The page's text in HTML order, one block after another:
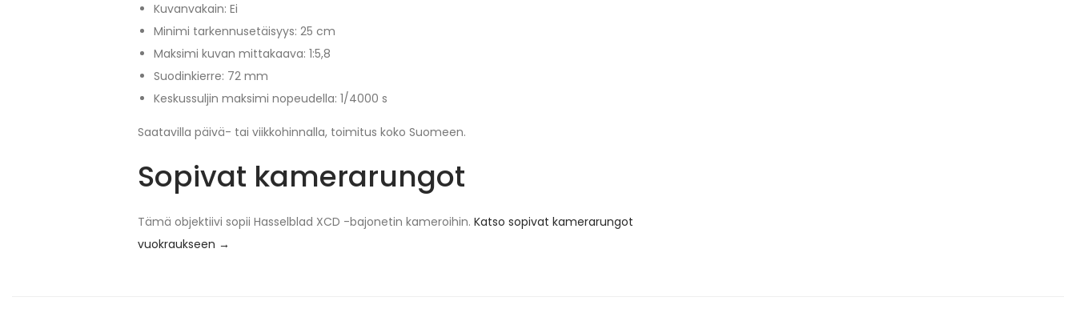
Kuvanvakain: Ei
Minimi tarkennusetäisyys: 25 cm
Maksimi kuvan mittakaava: 1:5,8
Suodinkierre: 72 mm
Keskussuljin maksimi nopeudella: 1/4000 s
Saatavilla päivä- tai viikkohinnalla, toimitus koko Suomeen.
Sopivat kamerarungot
Tämä objektiivi sopii Hasselblad XCD -bajonetin kameroihin. Katso sopivat kamerarungot
vuokraukseen →